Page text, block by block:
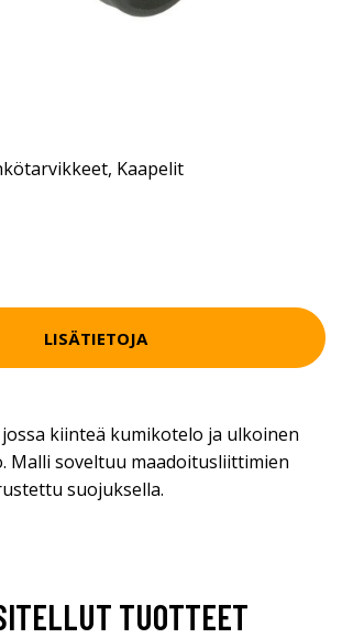
, Kaapelit
LISÄTIETOJA
kiinteä kumikotelo ja ulkoinen
Malli soveltuu maadoitusliittimien
suojuksella.
TUOTTEET